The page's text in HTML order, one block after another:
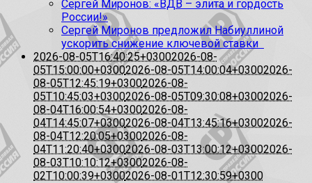
Сергей Миронов: «ВДВ – элита и гордость
России!»
Сергей Миронов предложил Набиуллиной
ускорить снижение ключевой ставки
2026-08-05T16:40:25+03002026-08-
05T15:00:00+03002026-08-05T14:00:04+03002026-
08-05T12:45:19+03002026-08-
05T10:45:03+03002026-08-05T09:30:08+03002026-
08-04T16:00:54+03002026-08-
04T14:45:07+03002026-08-04T13:45:16+03002026-
08-04T12:20:05+03002026-08-
04T11:20:40+03002026-08-03T13:00:12+03002026-
08-03T10:10:12+03002026-08-
02T10:00:39+03002026-08-01T12:30:59+0300